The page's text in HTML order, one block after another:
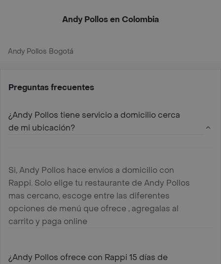
Andy Pollos en Colombia
Andy Pollos Bogotá
Preguntas frecuentes
¿Andy Pollos tiene servicio a domicilio cerca
de mi ubicación?
Si, Andy Pollos hace envíos a domicilio con
Rappi. Solo elige tu restaurante de Andy Pollos
mas cercano, escoge entre las diferentes
opciones de menú que ofrece , agregalas al
carrito y paga online
¿Andy Pollos ofrece con Rappi 15 días de